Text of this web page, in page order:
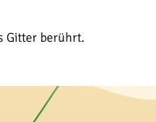
Gitter berührt.